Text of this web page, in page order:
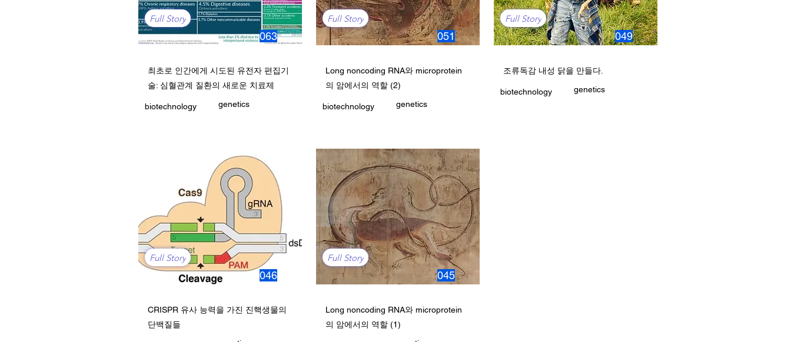
063
Full Story
최초로 인간에게 시도된 유전자 편집기
술: 심혈관계 질환의 새로운 치료제
biotechnology genetics
046
Full Story
CRISPR 유사 능력을 가진 진핵생물의
단백질들
051
Full Story
Long noncoding RNA와 microprotein
의 암에서의 역할 (2)
biotechnology genetics
045
Full Story
Long noncoding RNA와 microprotein
의 암에서의 역할 (1)
049
Full Story
조류독감 내성 닭을 만들다.
biotechnology genetics